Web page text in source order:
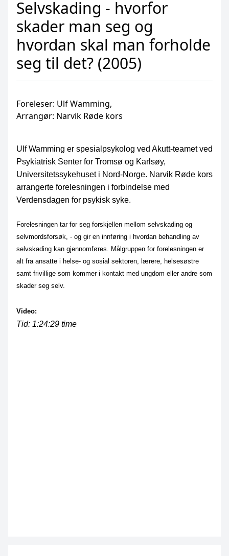
Selvskading - hvorfor
skader man seg og
hvordan skal man forholde
seg til det? (2005)
Foreleser: Ulf Wamming,
Arrangør: Narvik Røde kors
Ulf Wamming er spesialpsykolog ved Akutt-teamet ved
Psykiatrisk Senter for Tromsø og Karlsøy,
Universitetssykehuset i Nord-Norge. Narvik Røde kors
arrangerte forelesningen i forbindelse med
Verdensdagen for psykisk syke.
Forelesningen tar for seg forskjellen mellom selvskading og
selvmordsforsøk, - og gir en innføring i hvordan behandling av
selvskading kan gjennomføres. Målgruppen for forelesningen er
alt fra ansatte i helse- og sosial sektoren, lærere, helsesøstre
samt frivillige som kommer i kontakt med ungdom eller andre som
skader seg selv.
Video:
Tid: 1:24:29 time